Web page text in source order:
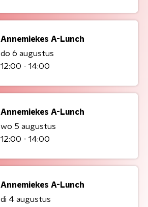
Annemiekes A-Lunch
do 6 augustus
12:00 - 14:00
Annemiekes A-Lunch
wo 5 augustus
12:00 - 14:00
Annemiekes A-Lunch
di 4 augustus